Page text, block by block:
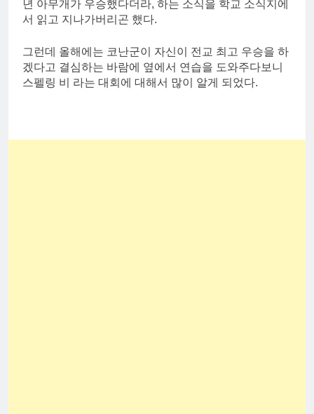
년 아무개가 우승했다더라, 하는 소식을 학교 소식지에
서 읽고 지나가버리곤 했다.
그런데 올해에는 코난군이 자신이 전교 최고 우승을 하
겠다고 결심하는 바람에 옆에서 연습을 도와주다보니
스펠링 비 라는 대회에 대해서 많이 알게 되었다.